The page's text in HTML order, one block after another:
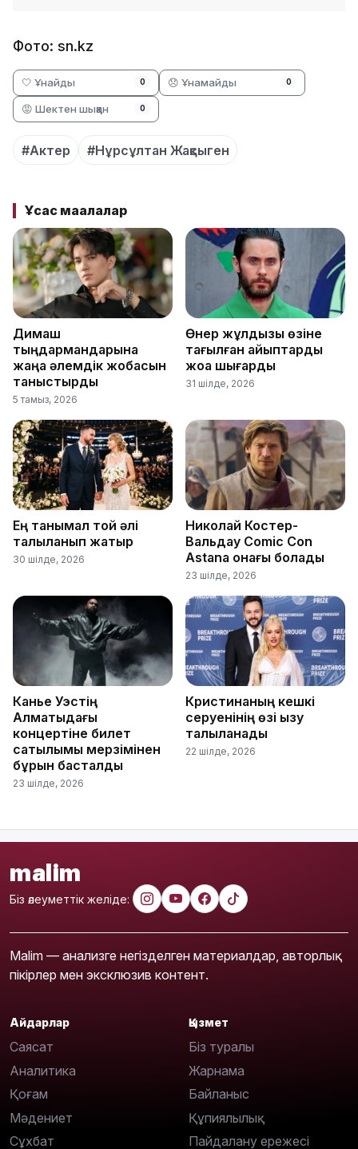
Фото: sn.kz
🤍 Ұнайды 0 😞 Ұнамайды 0
😡 Шектен шыққан 0
#Актер #Нұрсұлтан Жақсыген
Ұқсас мақалалар
Димаш
тыңдармандарына
жаңа әлемдік жобасын
таныстырды
5 тамыз, 2026
Өнер жұлдызы өзіне
тағылған айыптарды
жоққа шығарды
31 шілде, 2026
Ең танымал той әлі
талқыланып жатыр
30 шілде, 2026
Николай Костер-
Вальдау Comic Con
Astana қонағы болады
23 шілде, 2026
Канье Уэстің
Алматыдағы
концертіне билет
сатылымы мерзімінен
бұрын басталды
23 шілде, 2026
Кристинаның кешкі
серуенінің өзі қызу
талқыланады
22 шілде, 2026
malim
Біз әлеуметтік желіде:
Malim — анализге негізделген материалдар, авторлық
пікірлер мен эксклюзив контент.
Айдарлар
Саясат
Аналитика
Қоғам
Мәдениет
Сұхбат
Қызмет
Біз туралы
Жарнама
Байланыс
Құпиялылық
Пайдалану ережесі